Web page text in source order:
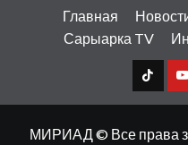
Главная
Сарыарка TV
TT
МИРИАД © Все права